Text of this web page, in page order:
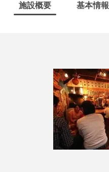
施設概要 基本情報